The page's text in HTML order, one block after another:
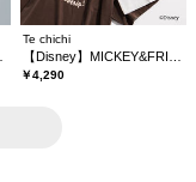
Te chichi
￥4,290